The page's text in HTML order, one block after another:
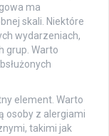
ma
skali. Niektóre
wydarzeniach,
grup. Warto
element. Warto
osoby z alergiami
takimi jak